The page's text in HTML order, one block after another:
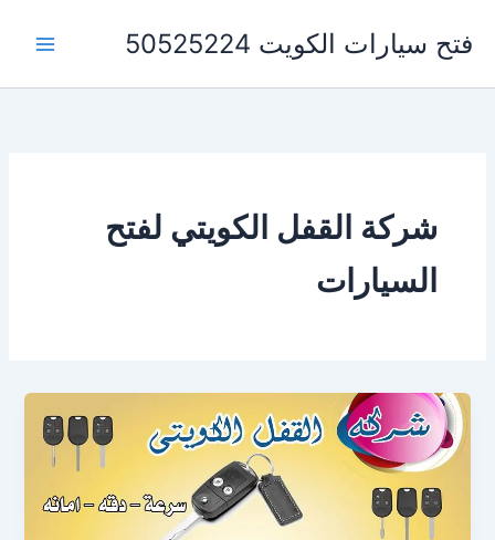
المحتوى
فتح سيارات الكويت 50525224
شركة القفل الكويتي لفتح
السيارات